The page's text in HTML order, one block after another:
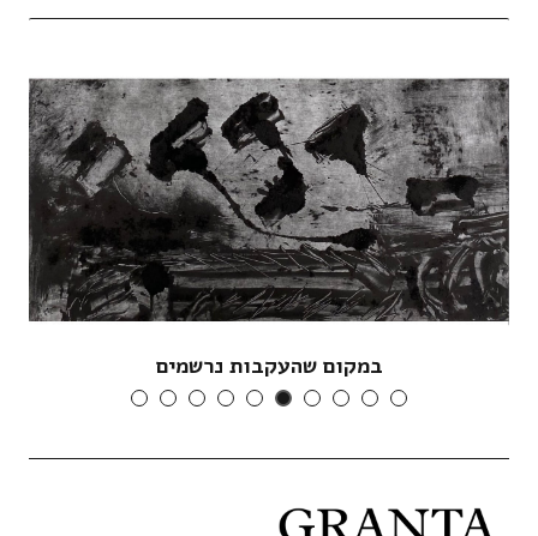
במקום שהעקבות נרשמים